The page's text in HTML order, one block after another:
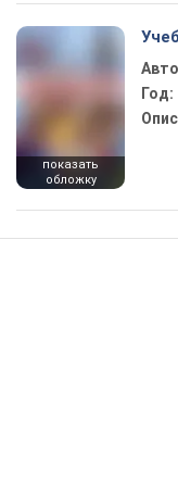
показать
обложку
Год: